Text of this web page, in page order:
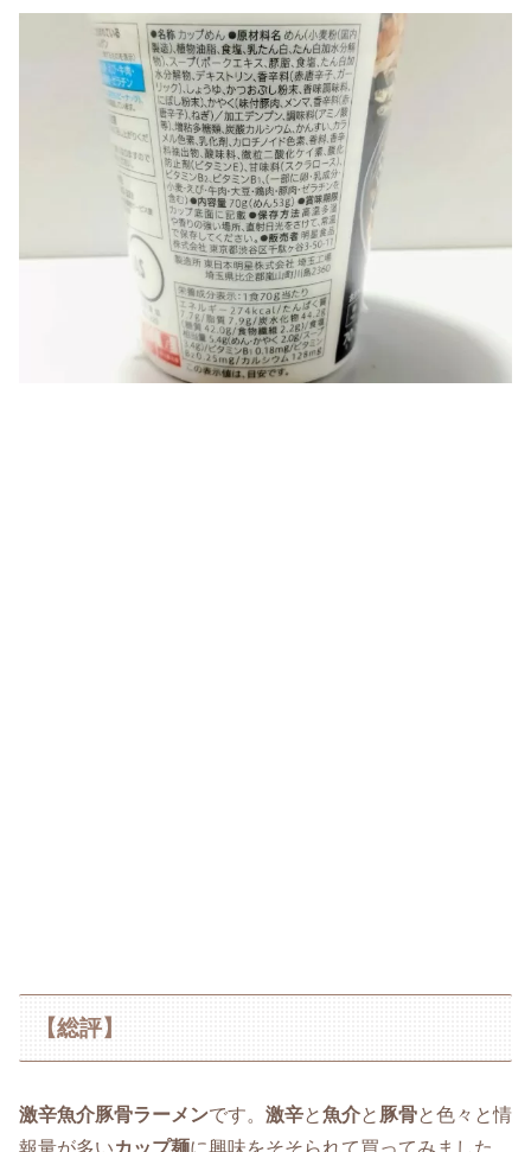
【総評】
激辛魚介豚骨ラーメンです。 激辛と魚介と 豚骨と色々と情
報量が多いカップ麺に興味をそそられて買ってみました。